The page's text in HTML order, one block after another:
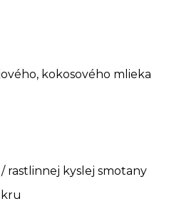
kokosového mlieka
rastlinnej kyslej smotany